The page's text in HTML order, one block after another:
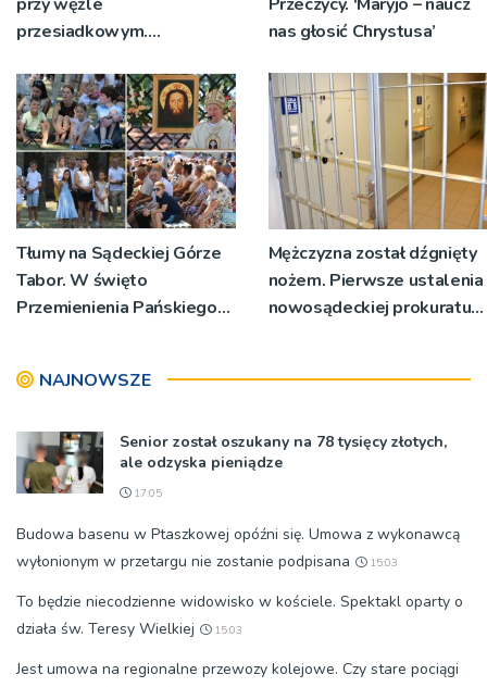
przesiadkowym.
miejsc
nas głosić Chrystusa’
Tłumy na Sądeckiej Górze
Tabor. W święto
Przemienienia Pańskiego
[ZDJĘCIA]
Mężczyzna został dźgnięty
nożem. Pierwsze ustalenia
nowosądeckiej prokuratury
NAJNOWSZE
Senior został oszukany na 78 tysięcy złotych,
ale odzyska pieniądze
17:05
Budowa basenu w Ptaszkowej opóźni się. Umowa z wykonawcą
wyłonionym w przetargu nie zostanie podpisana
15:03
To będzie niecodzienne widowisko w kościele. Spektakl oparty o
działa św. Teresy Wielkiej
15:03
Jest umowa na regionalne przewozy kolejowe. Czy stare pociągi